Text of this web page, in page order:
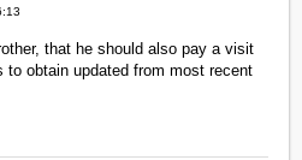
that he should also pay a visit
to obtain updated from most recent